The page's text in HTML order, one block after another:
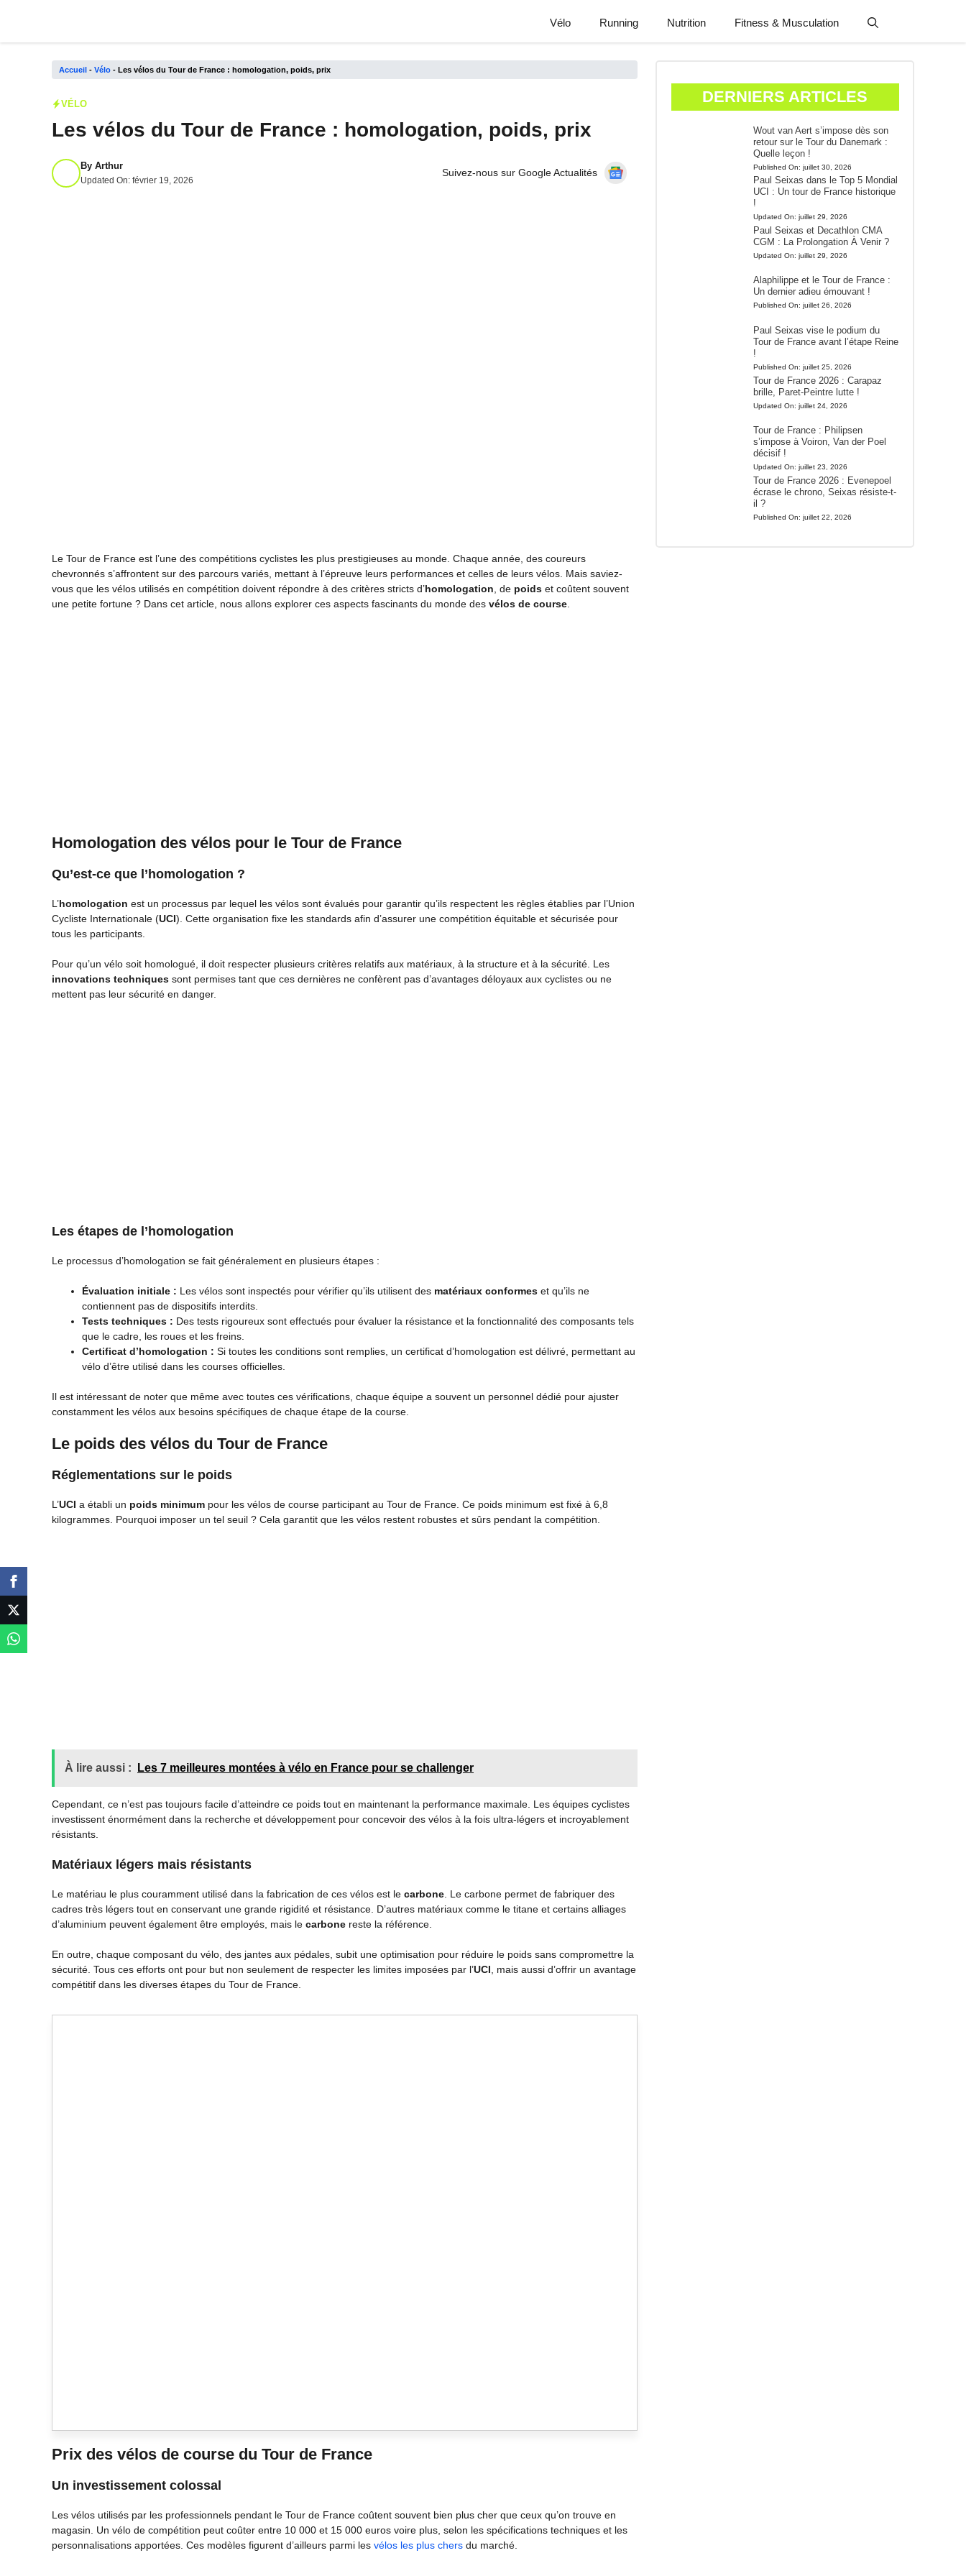
Vélo Running Nutrition Fitness & Musculation
Accueil - Vélo - Les vélos du Tour de France : homologation, poids, prix
VÉLO
Les vélos du Tour de France : homologation, poids, prix
By Arthur
Updated On: février 19, 2026
Suivez-nous sur Google Actualités
Le Tour de France est l’une des compétitions cyclistes les plus prestigieuses au monde. Chaque année, des coureurs
chevronnés s’affrontent sur des parcours variés, mettant à l’épreuve leurs performances et celles de leurs vélos. Mais saviez-
vous que les vélos utilisés en compétition doivent répondre à des critères stricts d’homologation, de poids et coûtent souvent
une petite fortune ? Dans cet article, nous allons explorer ces aspects fascinants du monde des vélos de course.
Homologation des vélos pour le Tour de France
Qu’est-ce que l’homologation ?
L’homologation est un processus par lequel les vélos sont évalués pour garantir qu’ils respectent les règles établies par l’Union
Cycliste Internationale (UCI). Cette organisation fixe les standards afin d’assurer une compétition équitable et sécurisée pour
tous les participants.
Pour qu’un vélo soit homologué, il doit respecter plusieurs critères relatifs aux matériaux, à la structure et à la sécurité. Les
innovations techniques sont permises tant que ces dernières ne confèrent pas d’avantages déloyaux aux cyclistes ou ne
mettent pas leur sécurité en danger.
Les étapes de l’homologation
Le processus d’homologation se fait généralement en plusieurs étapes :
Évaluation initiale : Les vélos sont inspectés pour vérifier qu’ils utilisent des matériaux conformes et qu’ils ne
contiennent pas de dispositifs interdits.
Tests techniques : Des tests rigoureux sont effectués pour évaluer la résistance et la fonctionnalité des composants tels
que le cadre, les roues et les freins.
Certificat d’homologation : Si toutes les conditions sont remplies, un certificat d’homologation est délivré, permettant au
vélo d’être utilisé dans les courses officielles.
Il est intéressant de noter que même avec toutes ces vérifications, chaque équipe a souvent un personnel dédié pour ajuster
constamment les vélos aux besoins spécifiques de chaque étape de la course.
Le poids des vélos du Tour de France
Réglementations sur le poids
L’UCI a établi un poids minimum pour les vélos de course participant au Tour de France. Ce poids minimum est fixé à 6,8
kilogrammes. Pourquoi imposer un tel seuil ? Cela garantit que les vélos restent robustes et sûrs pendant la compétition.
À lire aussi : Les 7 meilleures montées à vélo en France pour se challenger
Cependant, ce n’est pas toujours facile d’atteindre ce poids tout en maintenant la performance maximale. Les équipes cyclistes
investissent énormément dans la recherche et développement pour concevoir des vélos à la fois ultra-légers et incroyablement
résistants.
Matériaux légers mais résistants
Le matériau le plus couramment utilisé dans la fabrication de ces vélos est le carbone. Le carbone permet de fabriquer des
cadres très légers tout en conservant une grande rigidité et résistance. D’autres matériaux comme le titane et certains alliages
d’aluminium peuvent également être employés, mais le carbone reste la référence.
En outre, chaque composant du vélo, des jantes aux pédales, subit une optimisation pour réduire le poids sans compromettre la
sécurité. Tous ces efforts ont pour but non seulement de respecter les limites imposées par l’UCI, mais aussi d’offrir un avantage
compétitif dans les diverses étapes du Tour de France.
Prix des vélos de course du Tour de France
Un investissement colossal
Les vélos utilisés par les professionnels pendant le Tour de France coûtent souvent bien plus cher que ceux qu’on trouve en
magasin. Un vélo de compétition peut coûter entre 10 000 et 15 000 euros voire plus, selon les spécifications techniques et les
personnalisations apportées. Ces modèles figurent d’ailleurs parmi les vélos les plus chers du marché.
DERNIERS ARTICLES
Wout van Aert s’impose dès son
retour sur le Tour du Danemark :
Quelle leçon !
Published On: juillet 30, 2026
Paul Seixas dans le Top 5 Mondial
UCI : Un tour de France historique
!
Updated On: juillet 29, 2026
Paul Seixas et Decathlon CMA
CGM : La Prolongation À Venir ?
Updated On: juillet 29, 2026
Alaphilippe et le Tour de France :
Un dernier adieu émouvant !
Published On: juillet 26, 2026
Paul Seixas vise le podium du
Tour de France avant l’étape Reine
!
Published On: juillet 25, 2026
Tour de France 2026 : Carapaz
brille, Paret-Peintre lutte !
Updated On: juillet 24, 2026
Tour de France : Philipsen
s’impose à Voiron, Van der Poel
décisif !
Updated On: juillet 23, 2026
Tour de France 2026 : Evenepoel
écrase le chrono, Seixas résiste-t-
il ?
Published On: juillet 22, 2026